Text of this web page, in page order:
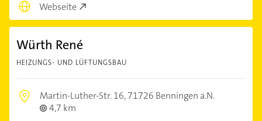
Webseite
Würth René
HEIZUNGS- UND LÜFTUNGSBAU
Martin-Luther-Str. 16,71726 Benningen a.N.
4,7 km